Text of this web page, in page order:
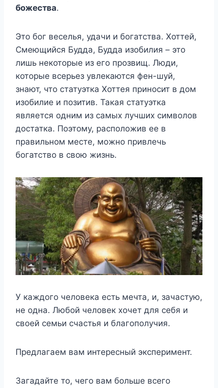
божества.
Это бог веселья, удачи и богатства. Хоттей,
Смеющийся Будда, Будда изобилия – это
лишь некоторые из его прозвищ. Люди,
которые всерьез увлекаются фен-шуй,
знают, что статуэтка Хоттея приносит в дом
изобилие и позитив. Такая статуэтка
является одним из самых лучших символов
достатка. Поэтому, расположив ее в
правильном месте, можно привлечь
богатство в свою жизнь.
У каждого человека есть мечта, и, зачастую,
не одна. Любой человек хочет для себя и
своей семьи счастья и благополучия.
Предлагаем вам интересный эксперимент.
Загадайте то, чего вам больше всего